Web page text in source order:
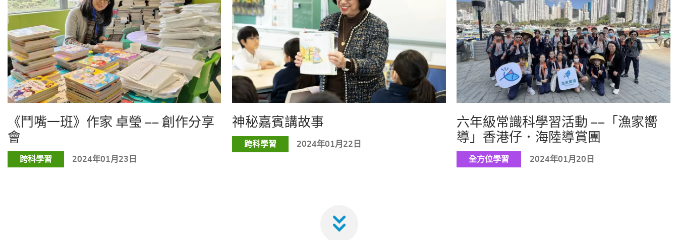
《鬥嘴一班》作家 卓瑩 —— 創作分享
會
跨科學習 2024年01月23日
神秘嘉賓講故事
跨科學習 2024年01月22日
六年級常識科學習活動 ——「漁家嚮
導」香港仔．海陸導賞團
全方位學習 2024年01月20日